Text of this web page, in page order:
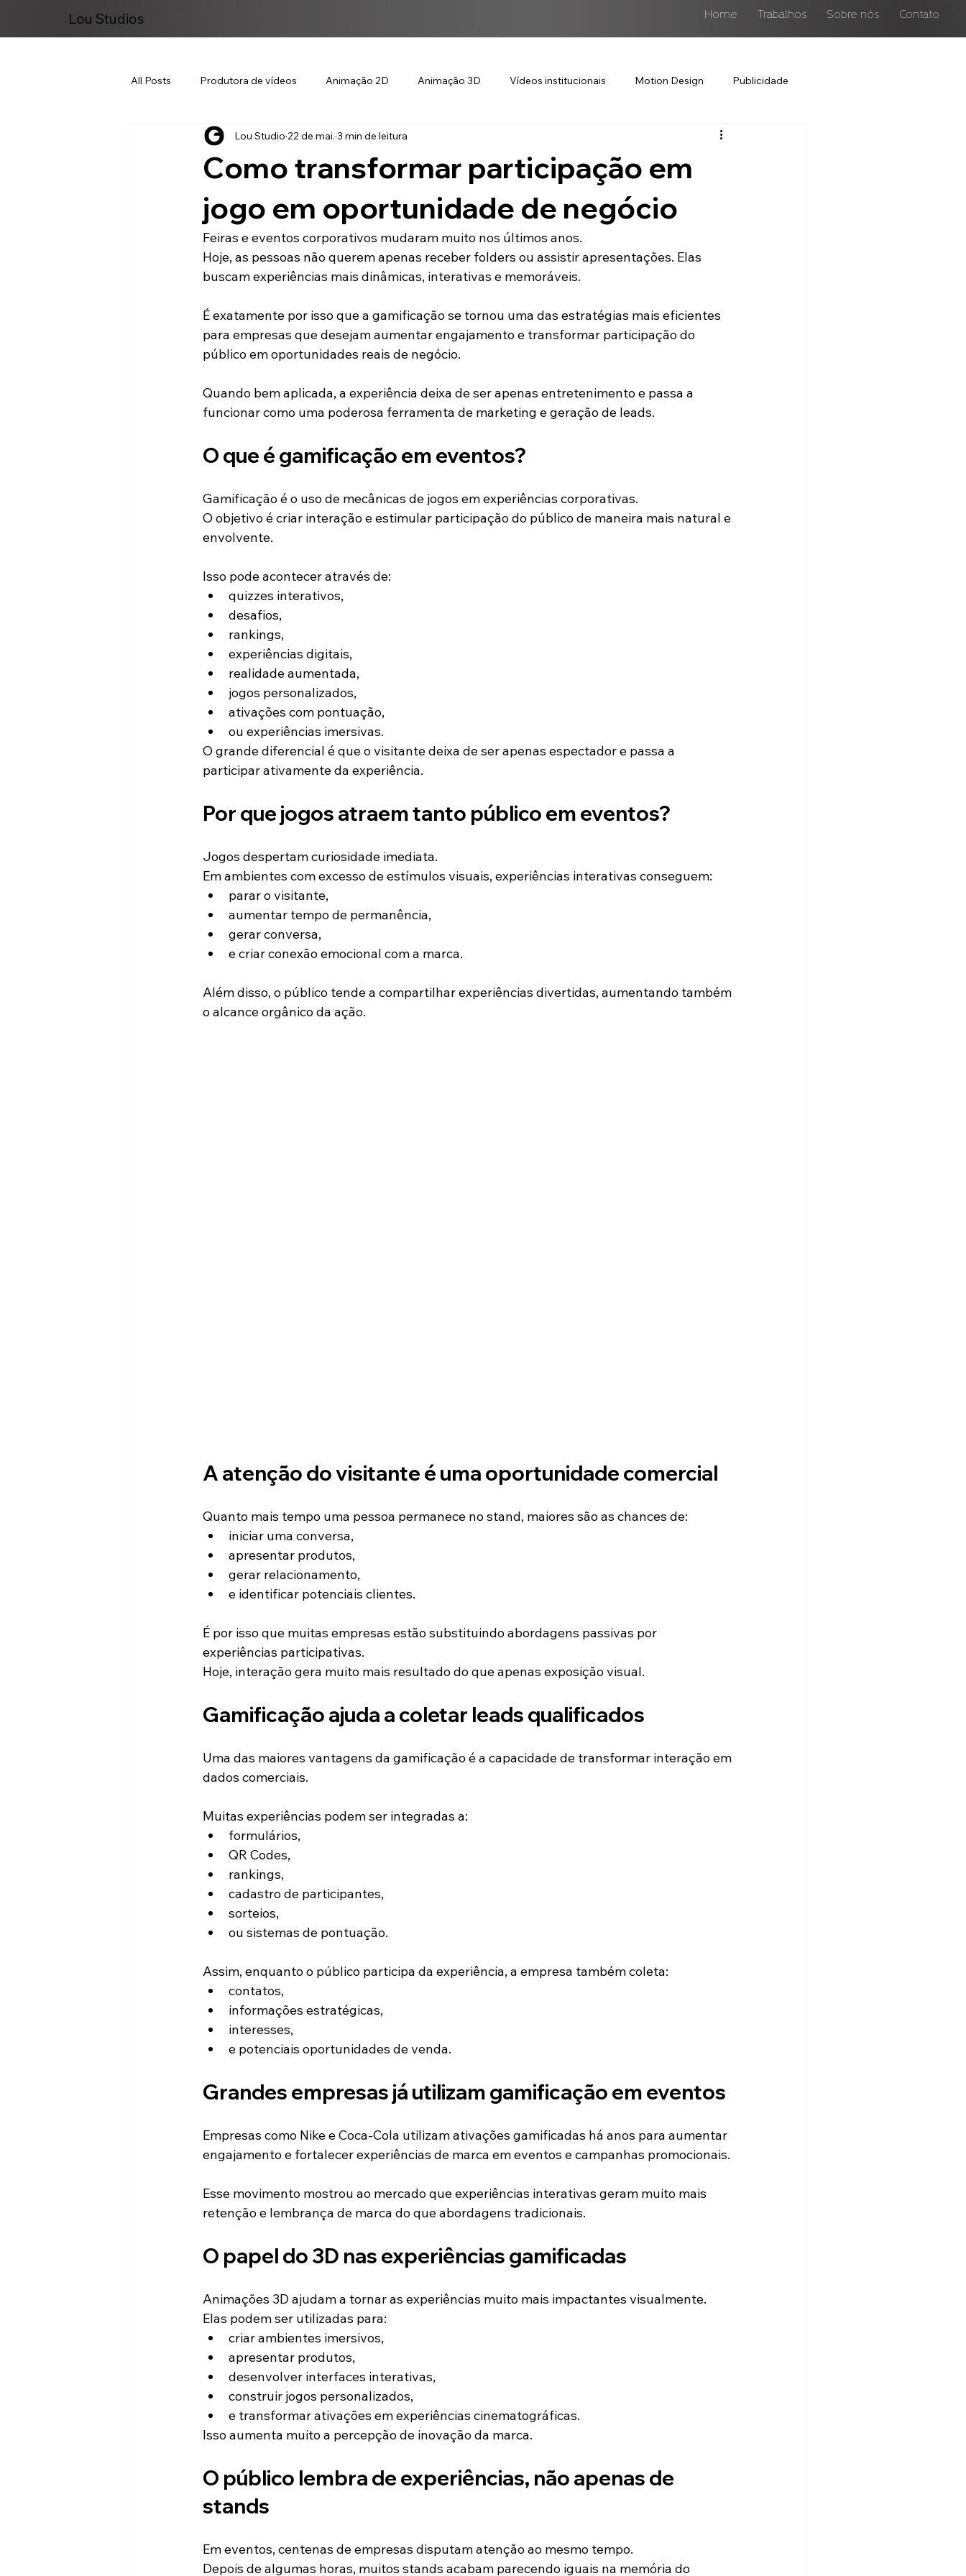
Lou Studios Home Trabalhos Sobre nós Contato
All Posts Produtora de vídeos Animação 2D Animação 3D Vídeos institucionais Motion Design Publicidade
Marketing Digital
Como transformar participação em
jogo em oportunidade de negócio
Lou Studio 22 de mai. 3 min de leitura
Feiras e eventos corporativos mudaram muito nos últimos anos.
Hoje, as pessoas não querem apenas receber folders ou assistir apresentações. Elas
buscam experiências mais dinâmicas, interativas e memoráveis.
É exatamente por isso que a gamificação se tornou uma das estratégias mais eficientes
para empresas que desejam aumentar engajamento e transformar participação do
público em oportunidades reais de negócio.
Quando bem aplicada, a experiência deixa de ser apenas entretenimento e passa a
funcionar como uma poderosa ferramenta de marketing e geração de leads.
O que é gamificação em eventos?
Gamificação é o uso de mecânicas de jogos em experiências corporativas.
O objetivo é criar interação e estimular participação do público de maneira mais natural e
envolvente.
Isso pode acontecer através de:
quizzes interativos,
desafios,
rankings,
experiências digitais,
realidade aumentada,
jogos personalizados,
ativações com pontuação,
ou experiências imersivas.
O grande diferencial é que o visitante deixa de ser apenas espectador e passa a
participar ativamente da experiência.
Por que jogos atraem tanto público em eventos?
Jogos despertam curiosidade imediata.
Em ambientes com excesso de estímulos visuais, experiências interativas conseguem:
parar o visitante,
aumentar tempo de permanência,
gerar conversa,
e criar conexão emocional com a marca.
Além disso, o público tende a compartilhar experiências divertidas, aumentando também
o alcance orgânico da ação.
A atenção do visitante é uma oportunidade comercial
Quanto mais tempo uma pessoa permanece no stand, maiores são as chances de:
iniciar uma conversa,
apresentar produtos,
gerar relacionamento,
e identificar potenciais clientes.
É por isso que muitas empresas estão substituindo abordagens passivas por
experiências participativas.
Hoje, interação gera muito mais resultado do que apenas exposição visual.
Gamificação ajuda a coletar leads qualificados
Uma das maiores vantagens da gamificação é a capacidade de transformar interação em
dados comerciais.
Muitas experiências podem ser integradas a:
formulários,
QR Codes,
rankings,
cadastro de participantes,
sorteios,
ou sistemas de pontuação.
Assim, enquanto o público participa da experiência, a empresa também coleta:
contatos,
informações estratégicas,
interesses,
e potenciais oportunidades de venda.
Grandes empresas já utilizam gamificação em eventos
Empresas como Nike e Coca-Cola utilizam ativações gamificadas há anos para aumentar
engajamento e fortalecer experiências de marca em eventos e campanhas promocionais.
Esse movimento mostrou ao mercado que experiências interativas geram muito mais
retenção e lembrança de marca do que abordagens tradicionais.
O papel do 3D nas experiências gamificadas
Animações 3D ajudam a tornar as experiências muito mais impactantes visualmente.
Elas podem ser utilizadas para:
criar ambientes imersivos,
apresentar produtos,
desenvolver interfaces interativas,
construir jogos personalizados,
e transformar ativações em experiências cinematográficas.
Isso aumenta muito a percepção de inovação da marca.
O público lembra de experiências, não apenas de
stands
Em eventos, centenas de empresas disputam atenção ao mesmo tempo.
Depois de algumas horas, muitos stands acabam parecendo iguais na memória do